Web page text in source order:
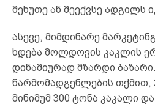
მეხუთე ან მეექვსე ადგილს
ასევე, მიმდინარე
ხდება მოლდოვის კაკლის
დინამიურად მზარდი ბაზარი.
წარმომადგენლების
მინიმუმ 300 ტონა კაკალი